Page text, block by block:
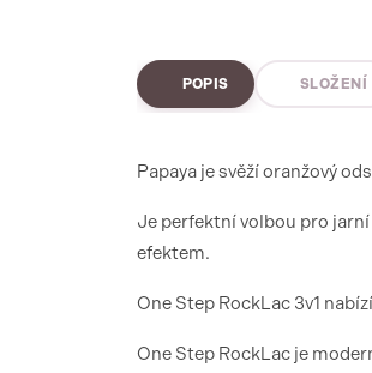
POPIS SLOŽENÍ
Papaya je svěží oranžový
Je perfektní volbou pro
efektem.
One Step RockLac 3v1
One Step RockLac je